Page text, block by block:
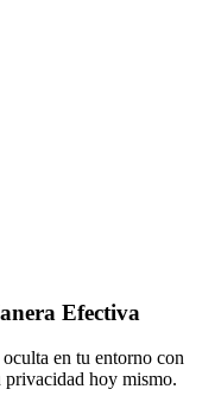
Efectiva
en tu entorno con
privacidad hoy mismo.